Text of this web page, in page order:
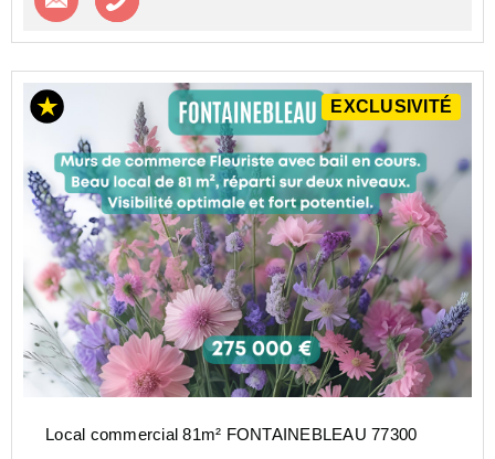
EXCLUSIVITÉ
Local commercial 81m² FONTAINEBLEAU 77300